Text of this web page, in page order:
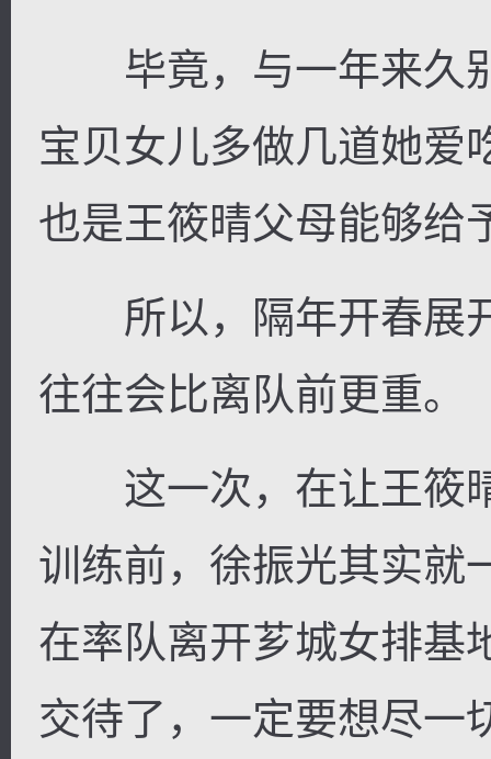
毕竟，与一年来久
宝贝女儿多做几道她爱
也是王筱晴父母能够给
所以，隔年开春展
往往会比离队前更重。
这一次，在让王筱
训练前，徐振光其实就
在率队离开芗城女排基
交待了，一定要想尽一